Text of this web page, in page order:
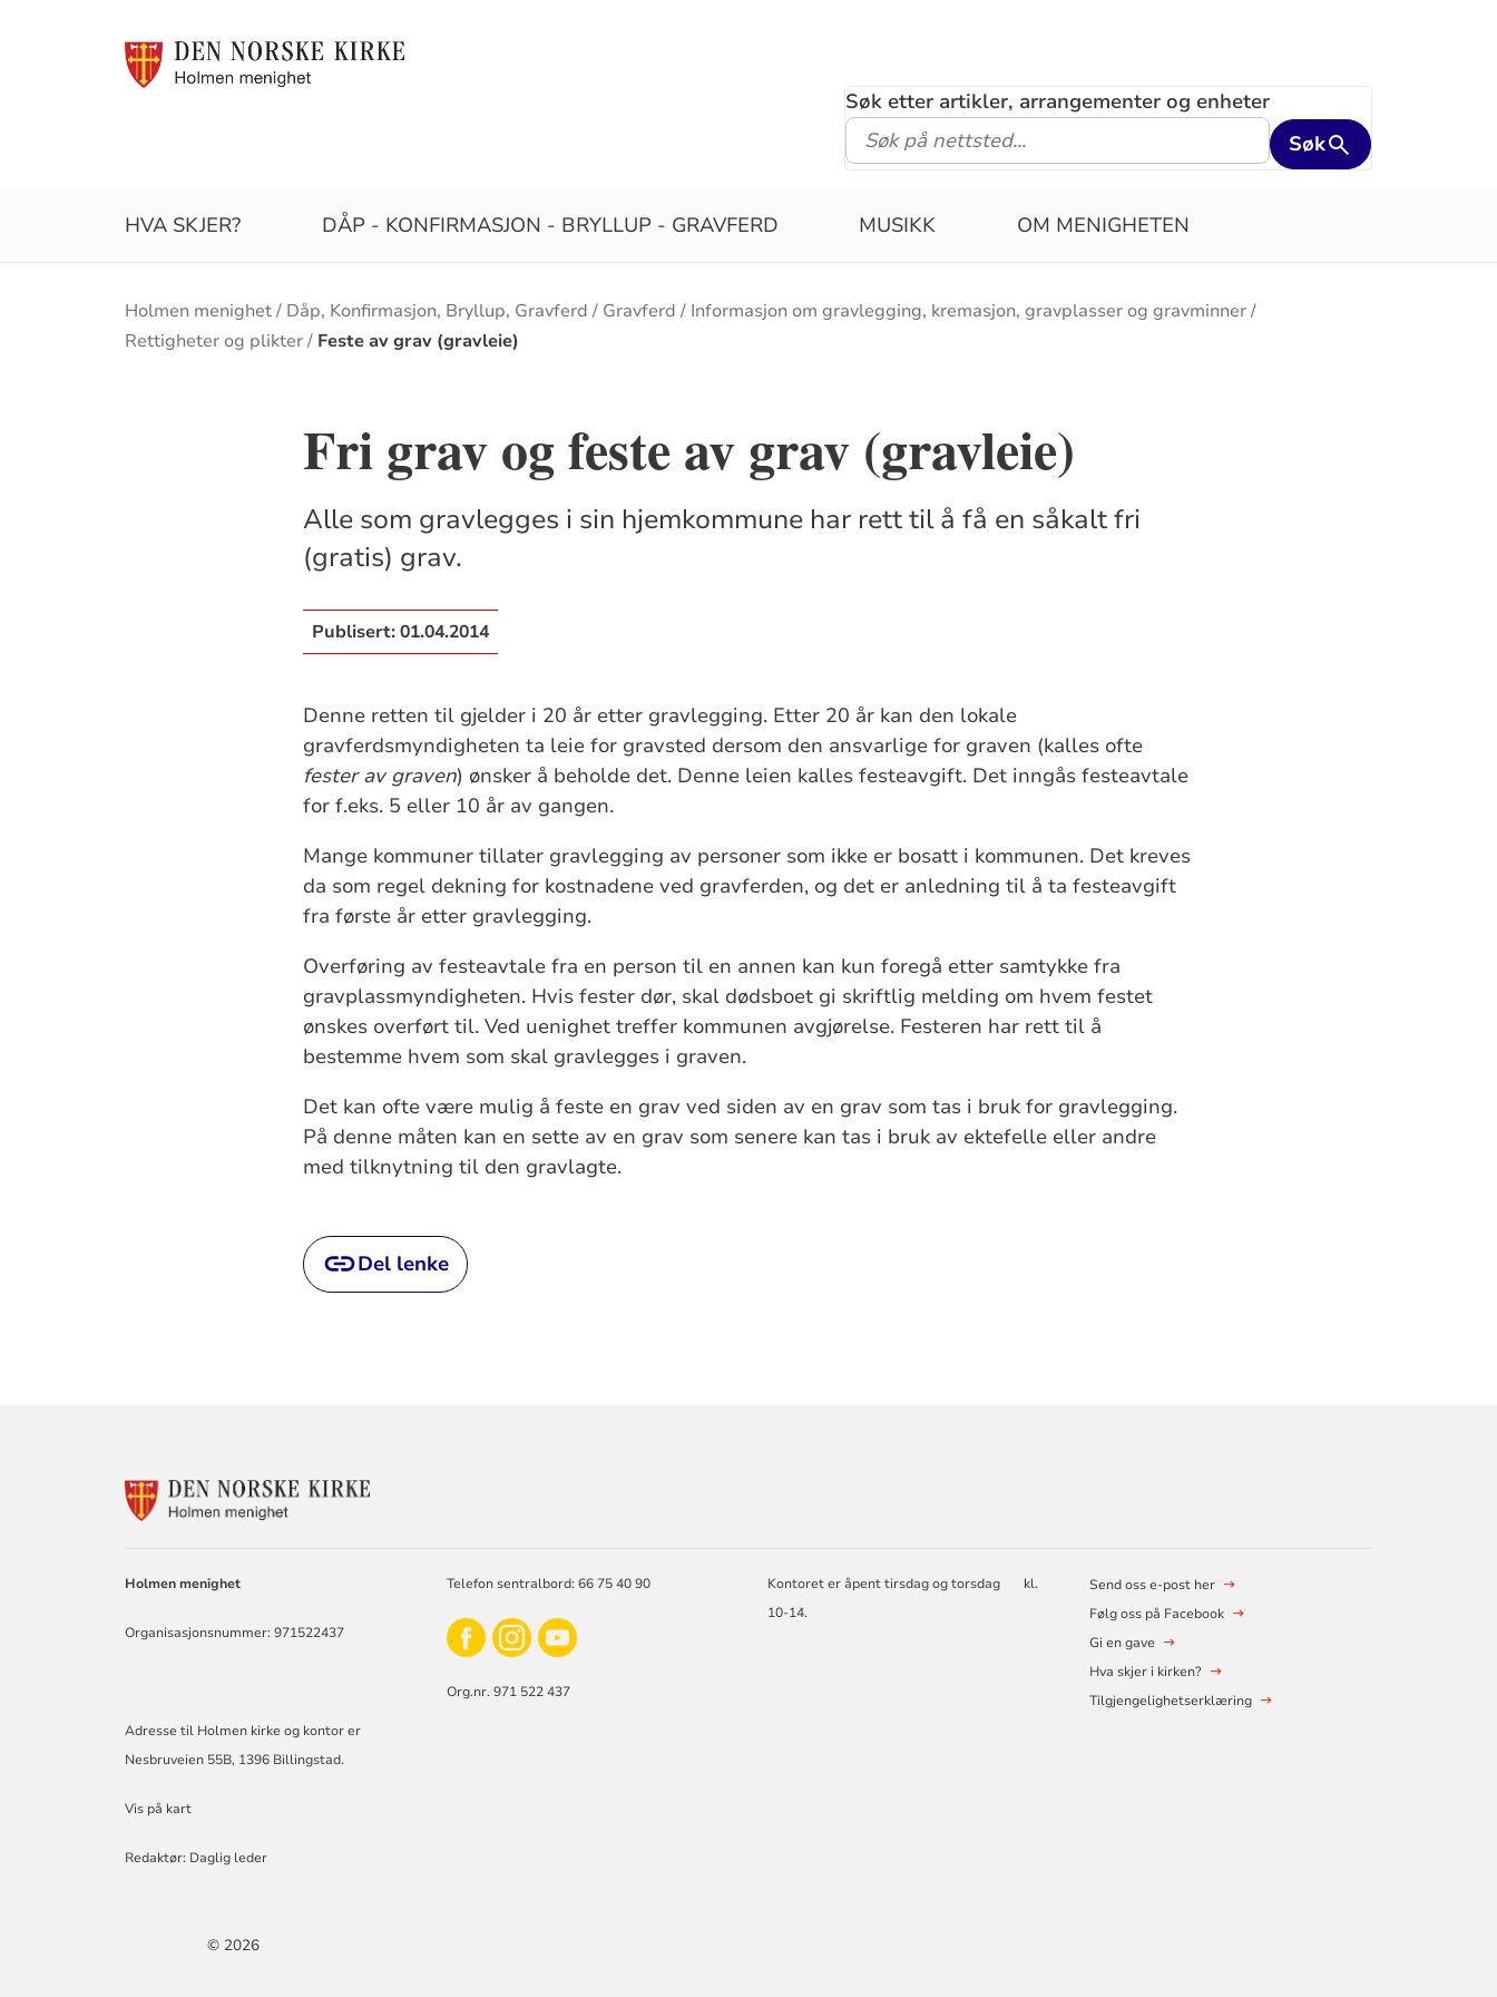
Søk etter artikler, arrangementer og enheter
Søk
HVA SKJER? DÅP - KONFIRMASJON - BRYLLUP - GRAVFERD MUSIKK OM MENIGHETEN
Brødsmulesti
Holmen menighet Dåp, Konfirmasjon, Bryllup, Gravferd Gravferd
Informasjon om gravlegging, kremasjon, gravplasser og gravminner
Rettigheter og plikter
Feste av grav (gravleie)
Fri grav og feste av grav (gravleie)
Alle som gravlegges i sin hjemkommune har rett til å få en såkalt fri
(gratis) grav.
Publisert:01.04.2014
Denne retten til gjelder i 20 år etter gravlegging. Etter 20 år kan den lokale
gravferdsmyndigheten ta leie for gravsted dersom den ansvarlige for graven (kalles ofte
fester av graven) ønsker å beholde det. Denne leien kalles festeavgift. Det inngås festeavtale
for f.eks. 5 eller 10 år av gangen.
Mange kommuner tillater gravlegging av personer som ikke er bosatt i kommunen. Det kreves
da som regel dekning for kostnadene ved gravferden, og det er anledning til å ta festeavgift
fra første år etter gravlegging.
Overføring av festeavtale fra en person til en annen kan kun foregå etter samtykke fra
gravplassmyndigheten. Hvis fester dør, skal dødsboet gi skriftlig melding om hvem festet
ønskes overført til. Ved uenighet treffer kommunen avgjørelse. Festeren har rett til å
bestemme hvem som skal gravlegges i graven.
Det kan ofte være mulig å feste en grav ved siden av en grav som tas i bruk for gravlegging.
På denne måten kan en sette av en grav som senere kan tas i bruk av ektefelle eller andre
med tilknytning til den gravlagte.
Del lenke
KONTAKTINFORMASJON
Holmen menighet
Organisasjonsnummer: 971522437
Adresse til Holmen kirke og kontor er
Nesbruveien 55B, 1396 Billingstad.
Vis på kart
Redaktør: Daglig leder
Telefon sentralbord: 66 75 40 90
Org.nr. 971 522 437
Kontoret er åpent tirsdag og torsdag kl.
10-14.
Send oss e-post her
Følg oss på Facebook
Gi en gave
Hva skjer i kirken?
Tilgjengelighetserklæring
© 2026